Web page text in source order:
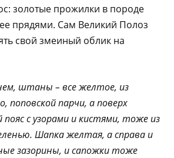
золотые прожилки в породе
прядями. Сам Великий Полоз
свой змеиный облик на
штаны – все желтое, из
поповской парчи, а поверх
с узорами и кистями, тоже из
Шапка желтая, а справа и
зазорины, и сапожки тоже